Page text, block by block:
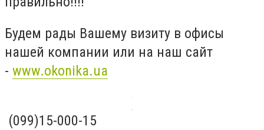
Будем рады Вашему визиту в офисы
нашей компании или на наш сайт
- www.okonika.ua
(099)15-000-15